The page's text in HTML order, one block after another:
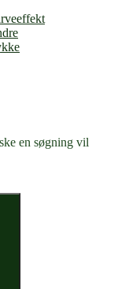
en søgning vil